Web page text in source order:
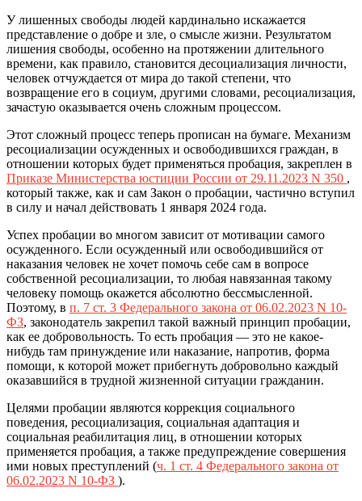
У лишенных свободы людей кардинально искажается
представление о добре и зле, о смысле жизни. Результатом
лишения свободы, особенно на протяжении длительного
времени, как правило, становится десоциализация личности,
человек отчуждается от мира до такой степени, что
возвращение его в социум, другими словами, ресоциализация,
зачастую оказывается очень сложным процессом.
Этот сложный процесс теперь прописан на бумаге. Механизм
ресоциализации осужденных и освободившихся граждан, в
отношении которых будет применяться пробация, закреплен в
Приказе Министерства юстиции России от 29.11.2023 N 350 ,
который также, как и сам Закон о пробации, частично вступил
в силу и начал действовать 1 января 2024 года.
Успех пробации во многом зависит от мотивации самого
осужденного. Если осужденный или освободившийся от
наказания человек не хочет помочь себе сам в вопросе
собственной ресоциализации, то любая навязанная такому
человеку помощь окажется абсолютно бессмысленной.
Поэтому, в п. 7 ст. 3 Федерального закона от 06.02.2023 N 10-
ФЗ, законодатель закрепил такой важный принцип пробации,
как ее добровольность. То есть пробация — это не какое-
нибудь там принуждение или наказание, напротив, форма
помощи, к которой может прибегнуть добровольно каждый
оказавшийся в трудной жизненной ситуации гражданин.
Целями пробации являются коррекция социального
поведения, ресоциализация, социальная адаптация и
социальная реабилитация лиц, в отношении которых
применяется пробация, а также предупреждение совершения
ими новых преступлений (ч. 1 ст. 4 Федерального закона от
06.02.2023 N 10-ФЗ ).